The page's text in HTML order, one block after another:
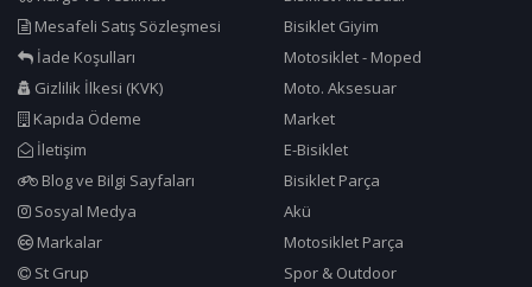
Mesafeli Satış Sözleşmesi
İade Koşulları
Gizlilik İlkesi (KVK)
Kapıda Ödeme
İletişim
Blog ve Bilgi Sayfaları
Sosyal Medya
Markalar
St Grup
Bisiklet Giyim
Motosiklet - Moped
Moto. Aksesuar
Market
E-Bisiklet
Bisiklet Parça
Akü
Motosiklet Parça
Spor & Outdoor